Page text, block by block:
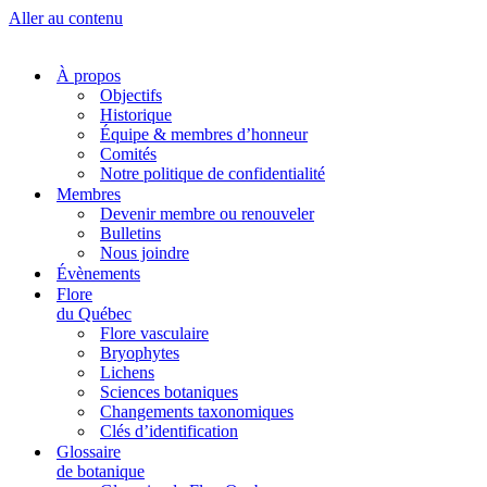
Aller au contenu
À propos
Objectifs
Historique
Équipe & membres d’honneur
Comités
Notre politique de confidentialité
Membres
Devenir membre ou renouveler
Bulletins
Nous joindre
Évènements
Flore
du Québec
Flore vasculaire
Bryophytes
Lichens
Sciences botaniques
Changements taxonomiques
Clés d’identification
Glossaire
de botanique